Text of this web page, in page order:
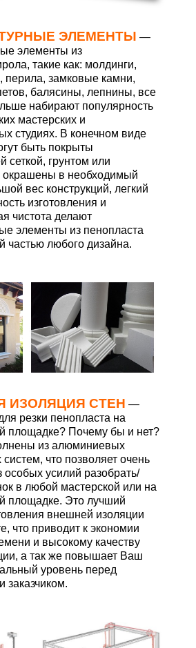
ЭЛЕМЕНТЫ —
элементы из
такие как: молдинги,
перила, замковые камни,
балясины, лепнины, все
набирают популярность
мастерских и
студиях. В конечном виде
быть покрыты
сеткой, грунтом или
окрашены в необходимый
вес конструкций, легкий
изготовления и
чистота делают
элементы из пенопласта
частью любого дизайна.
ИЗОЛЯЦИЯ СТЕН —
резки пенопласта на
площадке? Почему бы и нет?
из алюминиевых
что позволяет очень
особых усилий разобрать/
в любой мастерской или на
площадке. Это лучший
внешней изоляции
что приводит к экономии
и высокому качеству
а так же повышает Ваш
уровень перед
заказчиком.